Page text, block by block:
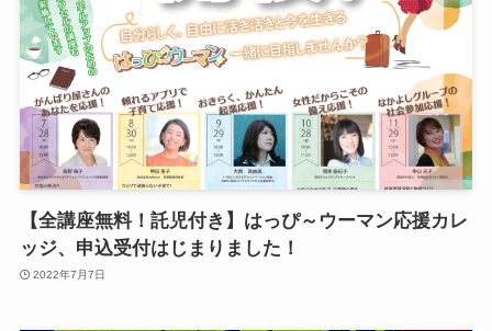
【全講座無料！託児付き】はっぴ～ウーマン応援カレ
ッジ、申込受付はじまりました！
2022年7月7日